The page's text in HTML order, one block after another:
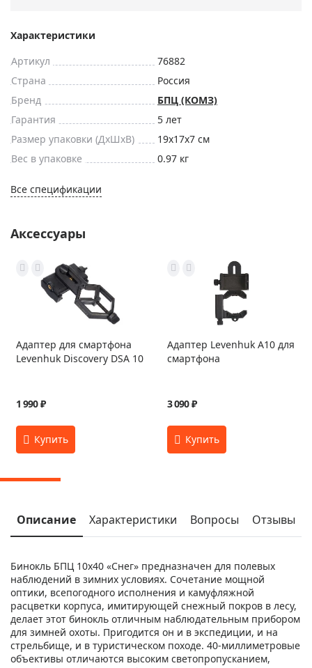
Характеристики
Артикул
76882
Страна
Россия
Бренд
БПЦ (КОМЗ)
Гарантия
5 лет
Размер упаковки (ДxШxВ)
19x17x7 см
Вес в упаковке
0.97 кг
Все спецификации
Аксессуары
Адаптер для смартфона
Levenhuk Discovery DSA 10
1 990 ₽
Адаптер Levenhuk A10 для
смартфона
3 090 ₽
Описание Характеристики Вопросы Отзывы
Бинокль БПЦ 10x40 «Снег» предназначен для полевых
наблюдений в зимних условиях. Сочетание мощной
оптики, всепогодного исполнения и камуфляжной
расцветки корпуса, имитирующей снежный покров в лесу,
делает этот бинокль отличным наблюдательным прибором
для зимней охоты. Пригодится он и в экспедиции, и на
стрельбище, и в туристическом походе. 40-миллиметровые
объективы отличаются высоким светопропусканием,